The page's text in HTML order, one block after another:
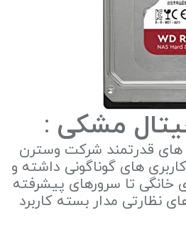
مشکی :
قدرتمند شرکت وسترن
های گوناگونی داشته و
خانگی تا سرورهای پیشرفته
مدار بسته کاربرد